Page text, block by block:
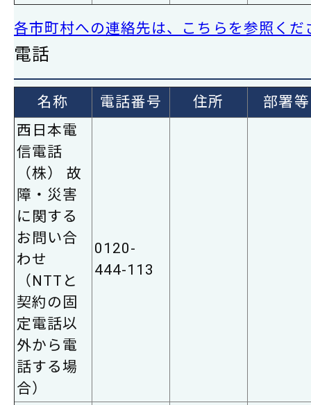
各市町村への連絡先は、こちらを参照くだ
電話
名称 電話番号 住所
部署等
西日本電
信電話
（株） 故
障・災害
に関する
お問い合
わせ
（NTTと
契約の固
定電話以
外から電
話する場
合）
0120-
444-113